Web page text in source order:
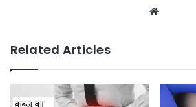
Website
Related Articles